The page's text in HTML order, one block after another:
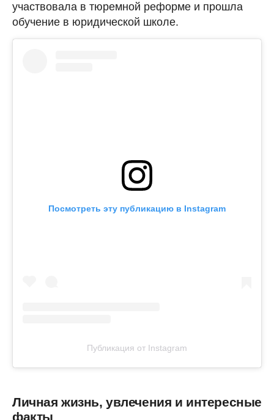
участвовала в тюремной реформе и прошла
обучение в юридической школе.
Посмотреть эту публикацию в Instagram
Публикация от Instagram
Личная жизнь, увлечения и интересные
факты